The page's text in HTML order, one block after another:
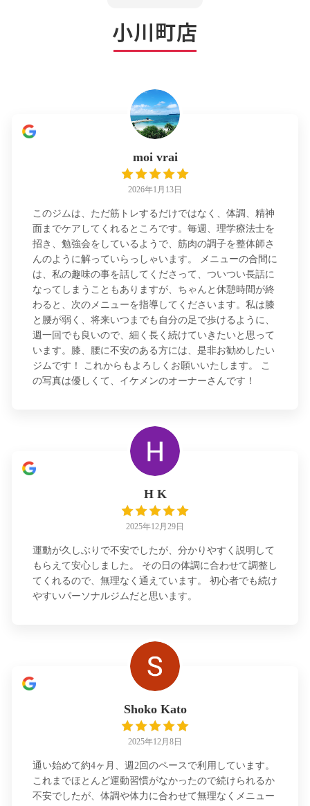
小川町店
moi vrai
2026年1月13日
このジムは、ただ筋トレするだけではなく、体調、精神
面までケアしてくれるところです。毎週、理学療法士を
招き、勉強会をしているようで、筋肉の調子を整体師さ
んのように解っていらっしゃいます。 メニューの合間に
は、私の趣味の事を話してくださって、ついつい長話に
なってしまうこともありますが、ちゃんと休憩時間が終
わると、次のメニューを指導してくださいます。私は膝
と腰が弱く、将来いつまでも自分の足で歩けるように、
週一回でも良いので、細く長く続けていきたいと思って
います。膝、腰に不安のある方には、是非お勧めしたい
ジムです！ これからもよろしくお願いいたします。 こ
の写真は優しくて、イケメンのオーナーさんです！
H K
2025年12月29日
運動が久しぶりで不安でしたが、分かりやすく説明して
もらえて安心しました。 その日の体調に合わせて調整し
てくれるので、無理なく通えています。 初心者でも続け
やすいパーソナルジムだと思います。
Shoko Kato
2025年12月8日
通い始めて約4ヶ月、週2回のペースで利用しています。
これまでほとんど運動習慣がなかったので続けられるか
不安でしたが、体調や体力に合わせて無理なくメニュー